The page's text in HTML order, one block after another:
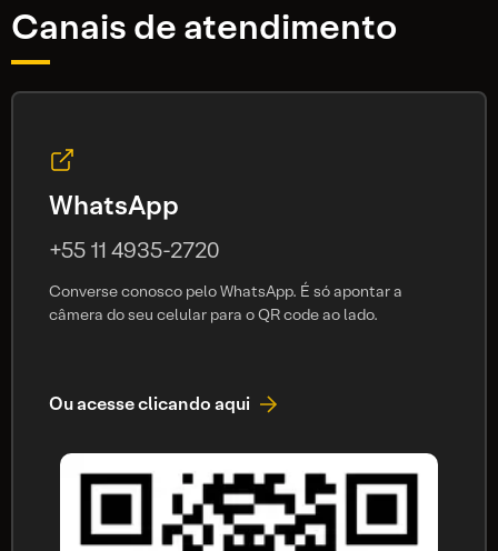
Canais de atendimento
WhatsApp
+55 11 4935-2720
Converse conosco pelo WhatsApp. É só apontar a
câmera do seu celular para o QR code ao lado.
Ou acesse clicando aqui